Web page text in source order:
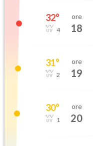
32°
4
ore
18
31°
2
ore
19
30°
1
ore
20